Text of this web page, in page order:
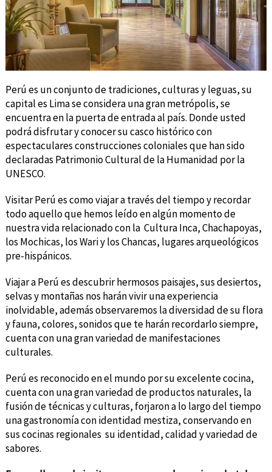
Perú es un conjunto de tradiciones, culturas y leguas, su
capital es Lima se considera una gran metrópolis, se
encuentra en la puerta de entrada al país. Donde usted
podrá disfrutar y conocer su casco histórico con
espectaculares construcciones coloniales que han sido
declaradas Patrimonio Cultural de la Humanidad por la
UNESCO.
Visitar Perú es como viajar a través del tiempo y recordar
todo aquello que hemos leído en algún momento de
nuestra vida relacionado con la Cultura Inca, Chachapoyas,
los Mochicas, los Wari y los Chancas, lugares arqueológicos
pre-hispánicos.
Viajar a Perú es descubrir hermosos paisajes, sus desiertos,
selvas y montañas nos harán vivir una experiencia
inolvidable, además observaremos la diversidad de su flora
y fauna, colores, sonidos que te harán recordarlo siempre,
cuenta con una gran variedad de manifestaciones
culturales.
Perú es reconocido en el mundo por su excelente cocina,
cuenta con una gran variedad de productos naturales, la
fusión de técnicas y culturas, forjaron a lo largo del tiempo
una gastronomía con identidad mestiza, conservando en
sus cocinas regionales su identidad, calidad y variedad de
sabores.